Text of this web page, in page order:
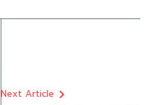
Next Article